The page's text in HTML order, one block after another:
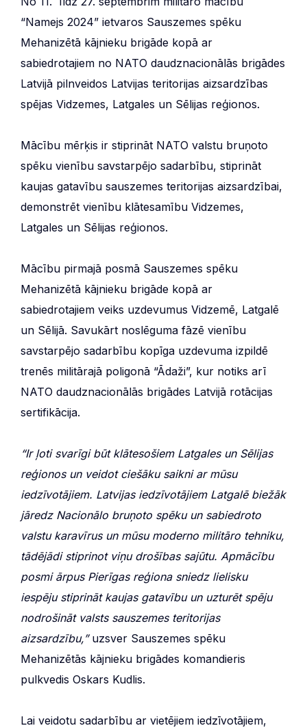
“Namejs 2024” ietvaros Sauszemes spēku
Mehanizētā kājnieku brigāde kopā ar
sabiedrotajiem no NATO daudznacionālās brigādes
Latvijā pilnveidos Latvijas teritorijas aizsardzības
spējas Vidzemes, Latgales un Sēlijas reģionos.
Mācību mērķis ir stiprināt NATO valstu bruņoto
spēku vienību savstarpējo sadarbību, stiprināt
kaujas gatavību sauszemes teritorijas aizsardzībai,
demonstrēt vienību klātesamību Vidzemes,
Latgales un Sēlijas reģionos.
Mācību pirmajā posmā Sauszemes spēku
Mehanizētā kājnieku brigāde kopā ar
sabiedrotajiem veiks uzdevumus Vidzemē, Latgalē
un Sēlijā. Savukārt noslēguma fāzē vienību
savstarpējo sadarbību kopīga uzdevuma izpildē
trenēs militārajā poligonā “Ādaži”, kur notiks arī
NATO daudznacionālās brigādes Latvijā rotācijas
sertifikācija.
“Ir ļoti svarīgi būt klātesošiem Latgales un Sēlijas
reģionos un veidot ciešāku saikni ar mūsu
iedzīvotājiem. Latvijas iedzīvotājiem Latgalē biežāk
jāredz Nacionālo bruņoto spēku un sabiedroto
valstu karavīrus un mūsu moderno militāro tehniku,
tādējādi stiprinot viņu drošības sajūtu. Apmācību
posmi ārpus Pierīgas reģiona sniedz lielisku
iespēju stiprināt kaujas gatavību un uzturēt spēju
nodrošināt valsts sauszemes teritorijas
aizsardzību,”uzsver Sauszemes spēku
Mehanizētās kājnieku brigādes komandieris
pulkvedis Oskars Kudlis.
Lai veidotu sadarbību ar vietējiem iedzīvotājiem,